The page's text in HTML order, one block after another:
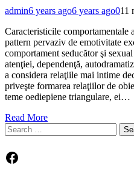
admin6 years ago6 years ago011
Caracteristicile comportamentale
pattern pervaziv de emotivitate
comportament seducător şi
atenţiei, dependenţă,
a considera relaţiile mai intime
priveşte formarea relaţiilor de
teme oediepiene triangulare, ei…
Read More
Search
for:
Facebook